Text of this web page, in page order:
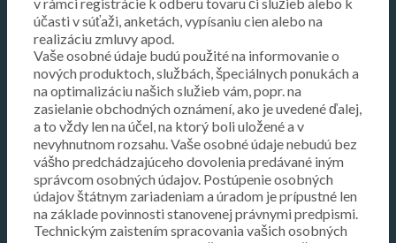
účasti v súťaži, anketách, vypísaniu cien alebo na
realizáciu zmluvy apod.
Vaše osobné údaje budú použité na informovanie o
nových produktoch, službách, špeciálnych ponukách a
na optimalizáciu našich služieb vám, popr. na
zasielanie obchodných oznámení, ako je uvedené ďalej,
a to vždy len na účel, na ktorý boli uložené a v
nevyhnutnom rozsahu. Vaše osobné údaje nebudú bez
vášho predchádzajúceho dovolenia predávané iným
správcom osobných údajov. Postúpenie osobných
údajov štátnym zariadeniam a úradom je prípustné len
na základe povinnosti stanovenej právnymi predpismi.
Technickým zaistením spracovania vašich osobných